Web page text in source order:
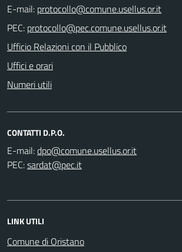
E-mail:
PEC:
Ufficio Relazioni con il Pubblico
Uffici e orari
Numeri utili
CONTATTI D.P.O.
E-mail:
PEC:
LINK UTILI
Comune di Oristano